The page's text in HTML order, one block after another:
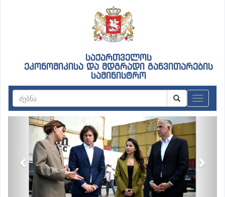
საქართველოს
ეკონომიკისა და მდგრადი განვითარების
სამინისტრო
Previous